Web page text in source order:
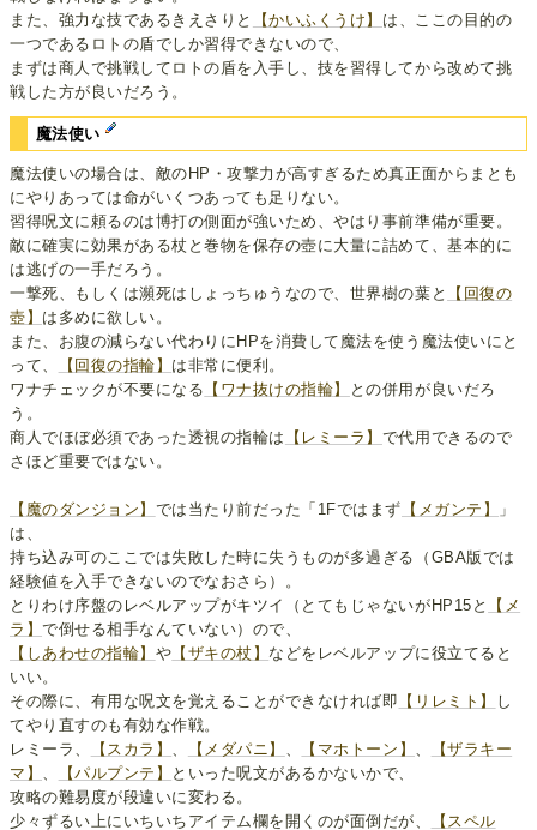
また、強力な技であるきえさりと
【かいふくうけ】 は、ここの目的の
一つであるロトの盾でしか習得できないので、
まずは商人で挑戦してロトの盾を入手し、技を習得してから改めて挑
戦した方が良いだろう。
魔法使い
魔法使いの場合は、敵のHP・攻撃力が高すぎるため真正面からまとも
にやりあっては命がいくつあっても足りない。
習得呪文に頼るのは博打の側面が強いため、やはり事前準備が重要。
敵に確実に効果がある杖と巻物を保存の壺に大量に詰めて、基本的に
は逃げの一手だろう。
一撃死、もしくは瀕死はしょっちゅうなので、世界樹の葉と
【回復の
壺】 は多めに欲しい。
また、お腹の減らない代わりにHPを消費して魔法を使う魔法使いにと
って、
【回復の指輪】 は非常に便利。
ワナチェックが不要になる 【ワナ抜けの指輪】
との併用が良いだろ
う。
商人でほぼ必須であった透視の指輪は
【レミーラ】 で代用できるので
さほど重要ではない。
【魔のダンジョン】 では当たり前だった「1Fではまず 【メガンテ】
」
は、
持ち込み可のここでは失敗した時に失うものが多過ぎる（GBA版では
経験値を入手できないのでなおさら）。
とりわけ序盤のレベルアップがキツイ（とてもじゃないがHP15と
【メ
ラ】で倒せる相手なんていない）ので、
【しあわせの指輪】 や 【ザキの杖】 などをレベルアップに役立てると
いい。
その際に、有用な呪文を覚えることができなければ即 【リレミト】
し
てやり直すのも有効な作戦。
レミーラ、
【スカラ】 【メダパニ】 【マホトーン】
【ザラキー
マ】
【パルプンテ】
といった呪文があるかないかで、
攻略の難易度が段違いに変わる。
少々ずるい上にいちいちアイテム欄を開くのが面倒だが、
【スペル